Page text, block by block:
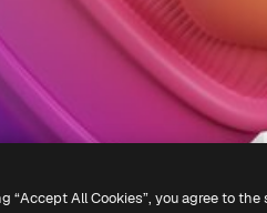
“Accept All Cookies”, you agree to